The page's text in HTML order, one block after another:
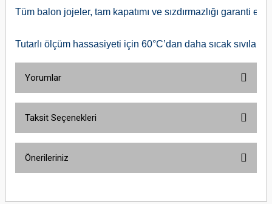
Tüm balon jojeler, tam kapatımı ve sızdırmazlığı garanti
Tutarlı ölçüm hassasiyeti için 60°C’dan daha sıcak sıvılar
Yorumlar
Taksit Seçenekleri
Önerileriniz
yetersiz gördüğünüz noktaları öneri formunu kullanarak tarafımıza